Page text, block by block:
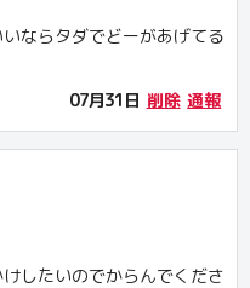
ならタダでどーがあげてる
07月31日 削除 通報
したいのでからんでくださ